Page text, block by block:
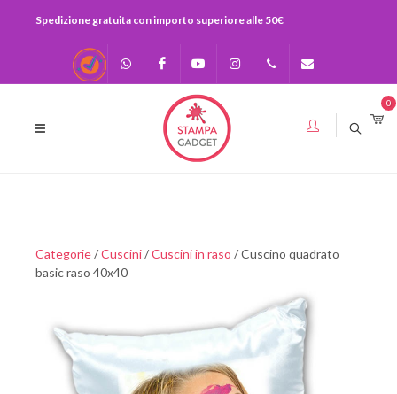
Spedizione gratuita con importo superiore alle 50€
Whatsapp
FacebookYoutubeInstagram 0
Categorie/Cuscini/Cuscini in raso / Cuscino quadrato
basic raso 40x40